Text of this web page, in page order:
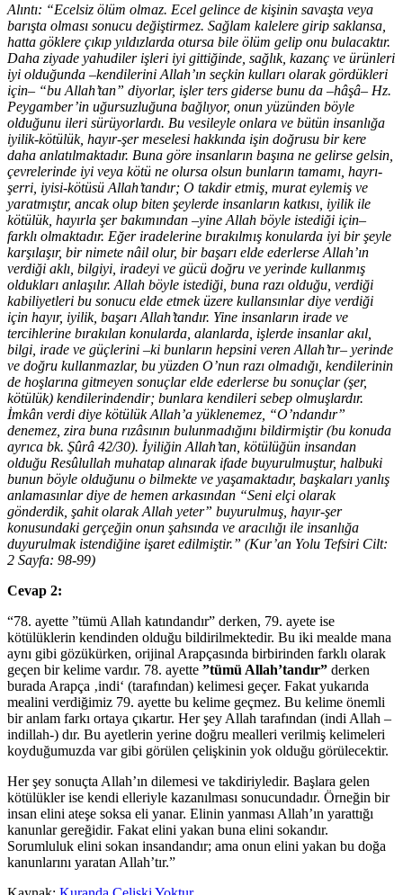
Alıntı: “Ecelsiz ölüm olmaz. Ecel gelince de kişinin savaşta veya
barışta olması sonucu değiştirmez. Sağlam kalelere girip saklansa,
hatta göklere çıkıp yıldızlarda otursa bile ölüm gelip onu bulacaktır.
Daha ziyade yahudiler işleri iyi gittiğinde, sağlık, kazanç ve ürünleri
iyi olduğunda –kendilerini Allah’ın seçkin kulları olarak gördükleri
için– “bu Allah’tan” diyorlar, işler ters giderse bunu da –hâşâ– Hz.
Peygamber’in uğursuzluğuna bağlıyor, onun yüzünden böyle
olduğunu ileri sürüyorlardı. Bu vesileyle onlara ve bütün insanlığa
iyilik-kötülük, hayır-şer meselesi hakkında işin doğrusu bir kere
daha anlatılmaktadır. Buna göre insanların başına ne gelirse gelsin,
çevrelerinde iyi veya kötü ne olursa olsun bunların tamamı, hayrı-
şerri, iyisi-kötüsü Allah’tandır; O takdir etmiş, murat eylemiş ve
yaratmıştır, ancak olup biten şeylerde insanların katkısı, iyilik ile
kötülük, hayırla şer bakımından –yine Allah böyle istediği için–
farklı olmaktadır. Eğer iradelerine bırakılmış konularda iyi bir şeyle
karşılaşır, bir nimete nâil olur, bir başarı elde ederlerse Allah’ın
verdiği aklı, bilgiyi, iradeyi ve gücü doğru ve yerinde kullanmış
oldukları anlaşılır. Allah böyle istediği, buna razı olduğu, verdiği
kabiliyetleri bu sonucu elde etmek üzere kullansınlar diye verdiği
için hayır, iyilik, başarı Allah’tandır. Yine insanların irade ve
tercihlerine bırakılan konularda, alanlarda, işlerde insanlar akıl,
bilgi, irade ve güçlerini –ki bunların hepsini veren Allah’tır– yerinde
ve doğru kullanmazlar, bu yüzden O’nun razı olmadığı, kendilerinin
de hoşlarına gitmeyen sonuçlar elde ederlerse bu sonuçlar (şer,
kötülük) kendilerindendir; bunlara kendileri sebep olmuşlardır.
İmkân verdi diye kötülük Allah’a yüklenemez, “O’ndandır”
denemez, zira buna rızâsının bulunmadığını bildirmiştir (bu konuda
ayrıca bk. Şûrâ 42/30). İyiliğin Allah’tan, kötülüğün insandan
olduğu Resûlullah muhatap alınarak ifade buyurulmuştur, halbuki
bunun böyle olduğunu o bilmekte ve yaşamaktadır, başkaları yanlış
anlamasınlar diye de hemen arkasından “Seni elçi olarak
gönderdik, şahit olarak Allah yeter” buyurulmuş, hayır-şer
konusundaki gerçeğin onun şahsında ve aracılığı ile insanlığa
duyurulmak istendiğine işaret edilmiştir.” (Kur’an Yolu Tefsiri Cilt:
2 Sayfa: 98-99)
Cevap 2:
“78. ayette ”tümü Allah katındandır” derken, 79. ayete ise
kötülüklerin kendinden olduğu bildirilmektedir. Bu iki mealde mana
aynı gibi gözükürken, orijinal Arapçasında birbirinden farklı olarak
geçen bir kelime vardır. 78. ayette ”tümü Allah’tandır” derken
burada Arapça ‚indi‘ (tarafından) kelimesi geçer. Fakat yukarıda
mealini verdiğimiz 79. ayette bu kelime geçmez. Bu kelime önemli
bir anlam farkı ortaya çıkartır. Her şey Allah tarafından (indi Allah –
indillah-) dır. Bu ayetlerin yerine doğru mealleri verilmiş kelimeleri
koyduğumuzda var gibi görülen çelişkinin yok olduğu görülecektir.
Her şey sonuçta Allah’ın dilemesi ve takdiriyledir. Başlara gelen
kötülükler ise kendi elleriyle kazanılması sonucundadır. Örneğin bir
insan elini ateşe soksa eli yanar. Elinin yanması Allah’ın yarattığı
kanunlar gereğidir. Fakat elini yakan buna elini sokandır.
Sorumluluk elini sokan insandandır; ama onun elini yakan bu doğa
kanunlarını yaratan Allah’tır.”